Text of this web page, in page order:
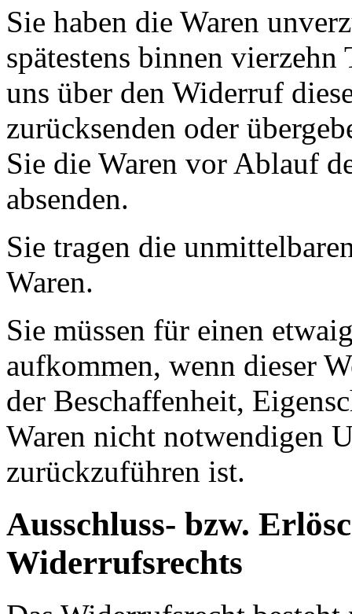
Sie haben die Waren
spätestens binnen vierzehn
uns über den Widerruf
zurücksenden oder
Sie die Waren vor Ablauf
absenden.
Sie tragen die
Waren.
Sie müssen für einen
aufkommen, wenn dieser
der Beschaffenheit,
Waren nicht notwendigen
zurückzuführen ist.
Ausschluss- bzw.
Widerrufsrechts